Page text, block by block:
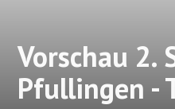
Vorschau 2.
Pfullingen -